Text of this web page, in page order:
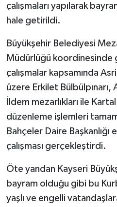
çalışmaları yapılarak
hale getirildi.
Büyükşehir Belediyesi
Müdürlüğü koordinesinde
çalışmalar kapsamında
üzere Erkilet Bülbülpınarı,
İldem mezarlıkları ile
düzenleme işlemleri
Bahçeler Daire
çalışması gerçekleştirdi.
Öte yandan Kayseri
bayram olduğu gibi bu
yaşlı ve engelli